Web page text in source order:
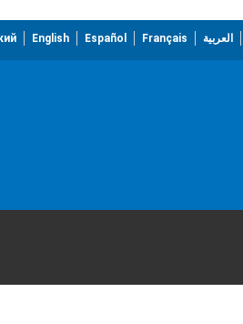
English Español Français العربية